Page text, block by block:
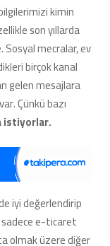
kimin
son yıllarda
Sosyal mecralar, ev
birçok kanal
gelen mesajlara
Çünkü bazı
istiyorlar.
iyi değerlendirip
sadece e-ticaret
olmak üzere diğer